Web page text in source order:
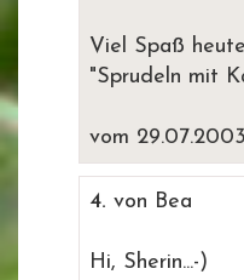
Viel Spaß
"Sprudeln mit
vom
4. von Bea
Hi, Sherin...-)